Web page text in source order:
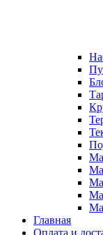
Главная
Оплата и